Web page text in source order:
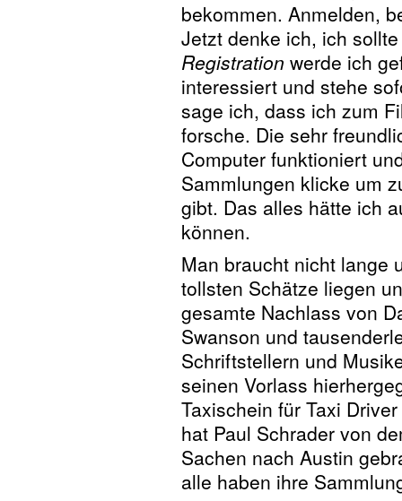
bekommen. Anmelden,
Jetzt denke ich, ich
Registration werde ich
interessiert und stehe
sage ich, dass ich zum
forsche. Die sehr
Computer funktioniert
Sammlungen klicke um
gibt. Das alles hätte ich
können.
Man braucht nicht lange
tollsten Schätze liegen
gesamte Nachlass von
Swanson und
Schriftstellern und
seinen Vorlass
Taxischein für Taxi
hat Paul Schrader von
Sachen nach Austin
alle haben ihre